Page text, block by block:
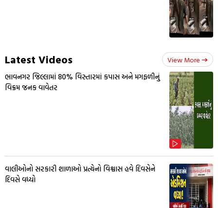
Latest Videos View More
ભાવનગર જિલ્લામાં 80% વિસ્તારમાં કપાસ અને મગફળીનું
વિક્રમ જનક વાવેતર
વાલીઓનો સરકારી શાળાઓ પ્રત્યેનો વિશ્વાસ હવે દિવસેને
દિવસે વધ્યો